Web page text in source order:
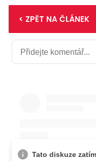
< ZPĚT NA ČLÁNEK